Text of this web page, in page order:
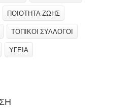
ΠΟΙΟΤΗΤΑ ΖΩΗΣ
ΤΟΠΙΚΟΙ ΣΥΛΛΟΓΟΙ
ΥΓΕΙΑ